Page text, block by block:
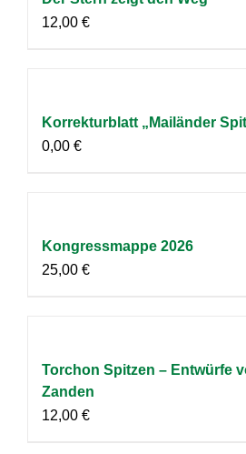
12,00 €
Korrekturblatt „Mailänder
0,00 €
Kongressmappe 2026
25,00 €
Torchon Spitzen – Entwürfe
Zanden
12,00 €